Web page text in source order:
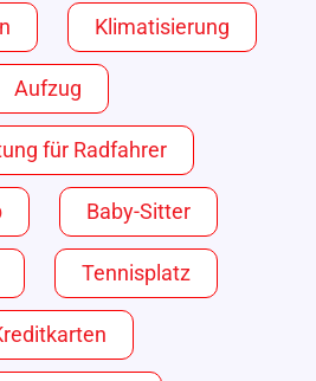
Klimatisierung
Aufzug
für Radfahrer
Baby-Sitter
Tennisplatz